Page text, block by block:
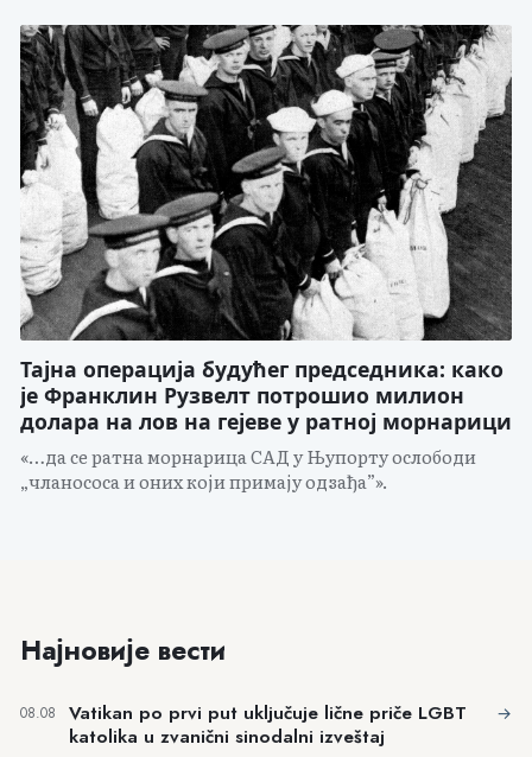
Тајна операција будућег председника: како
је Франклин Рузвелт потрошио милион
долара на лов на гејеве у ратној морнарици
«…да се ратна морнарица САД у Њупорту ослободи
„чланососа и оних који примају одзађа”».
Најновије вести
08.08
Vatikan po prvi put uključuje lične priče LGBT
katolika u zvanični sinodalni izveštaj
→